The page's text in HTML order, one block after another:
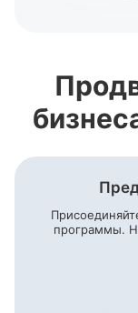
программы.